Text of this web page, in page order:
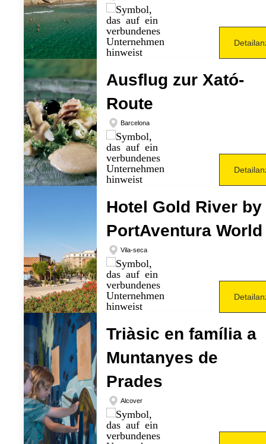
Ausflug zur Xató-
Route
Barcelona
Hotel Gold River by
PortAventura World
Vila-seca
Triàsic en família a
Muntanyes de
Prades
Alcover